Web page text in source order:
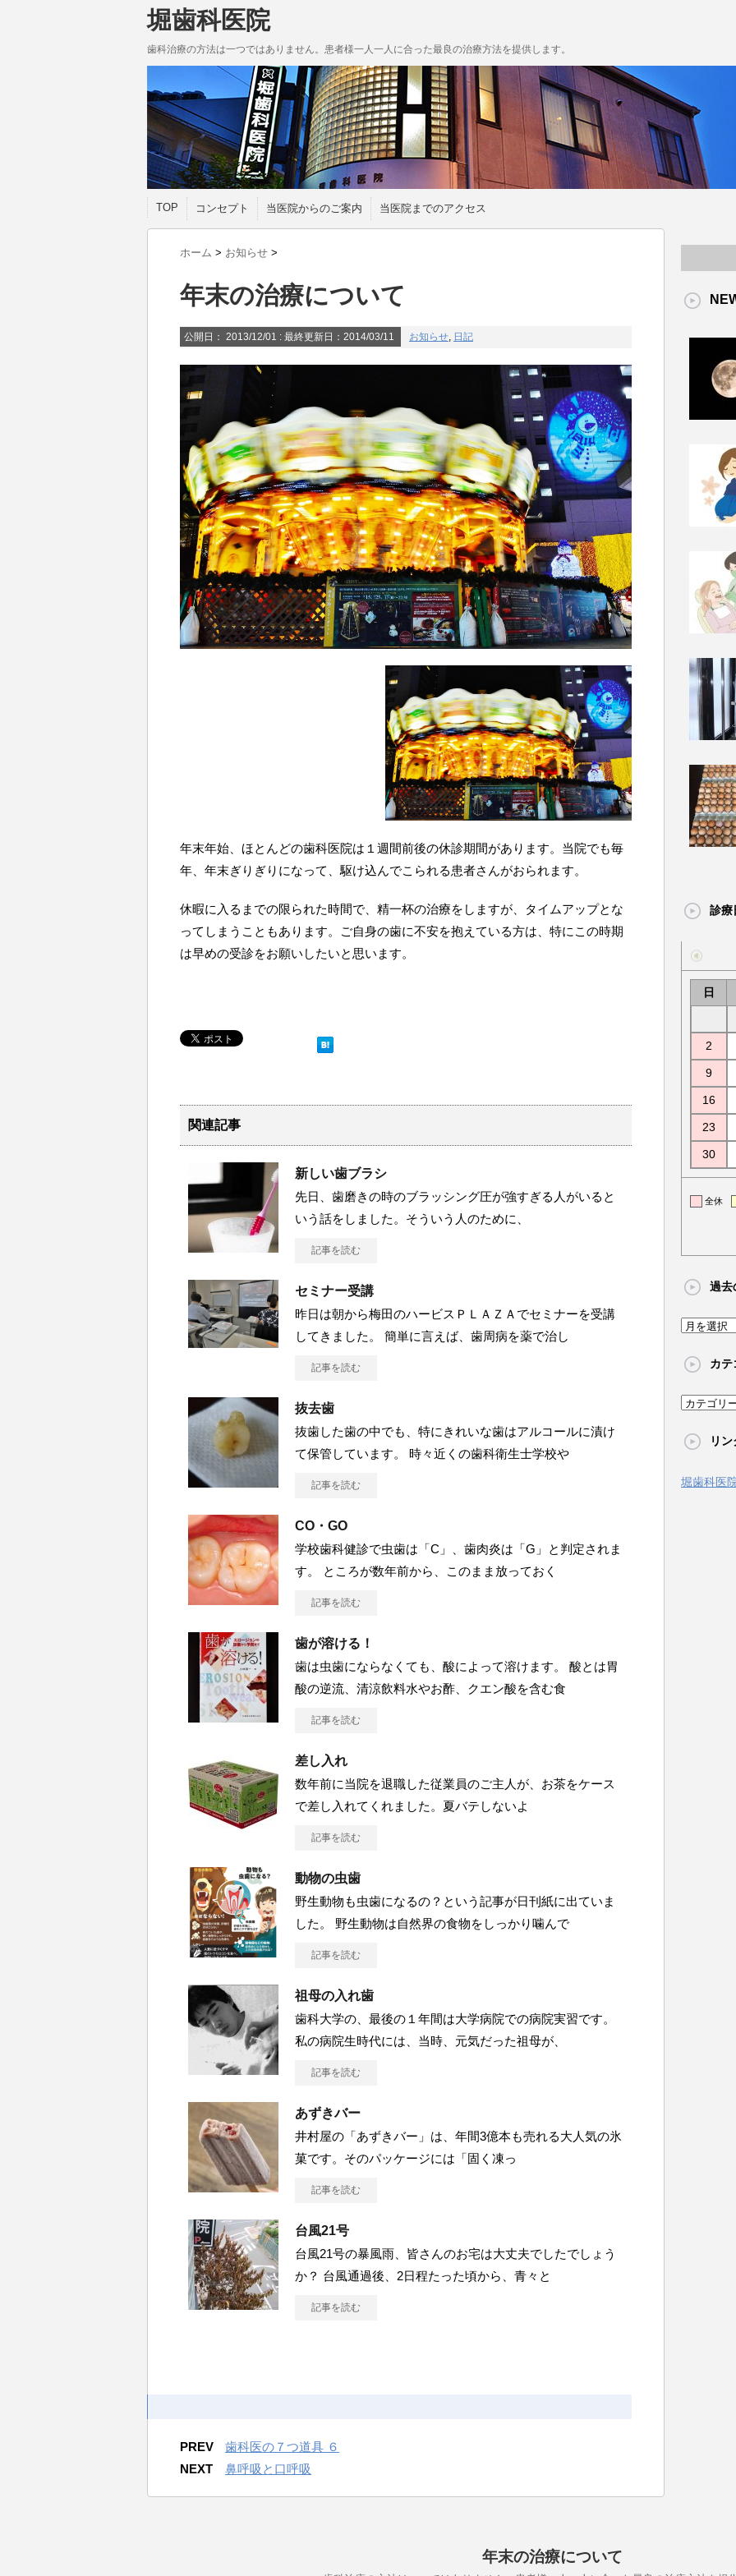
堀歯科医院
歯科治療の方法は一つではありません。患者様一人一人に合った最良の治療方法を提供します。
TOP コンセプト 当医院からのご案内 当医院までのアクセス
ホーム > お知らせ >
年末の治療について
公開日： 2013/12/01 : 最終更新日：2014/03/11 お知らせ, 日記
年末年始、ほとんどの歯科医院は１週間前後の休診期間があります。当院でも毎
年、年末ぎりぎりになって、駆け込んでこられる患者さんがおられます。
休暇に入るまでの限られた時間で、精一杯の治療をしますが、タイムアップとな
ってしまうこともあります。ご自身の歯に不安を抱えている方は、特にこの時期
は早めの受診をお願いしたいと思います。
関連記事
新しい歯ブラシ
先日、歯磨きの時のブラッシング圧が強すぎる人がいると
いう話をしました。そういう人のために、
記事を読む
セミナー受講
昨日は朝から梅田のハービスＰＬＡＺＡでセミナーを受講
してきました。 簡単に言えば、歯周病を薬で治し
記事を読む
抜去歯
抜歯した歯の中でも、特にきれいな歯はアルコールに漬け
て保管しています。 時々近くの歯科衛生士学校や
記事を読む
CO・GO
学校歯科健診で虫歯は「C」、歯肉炎は「G」と判定されま
す。 ところが数年前から、このまま放っておく
記事を読む
歯が溶ける！
歯は虫歯にならなくても、酸によって溶けます。 酸とは胃
酸の逆流、清涼飲料水やお酢、クエン酸を含む食
記事を読む
差し入れ
数年前に当院を退職した従業員のご主人が、お茶をケース
で差し入れてくれました。夏バテしないよ
記事を読む
動物の虫歯
野生動物も虫歯になるの？という記事が日刊紙に出ていま
した。 野生動物は自然界の食物をしっかり噛んで
記事を読む
祖母の入れ歯
歯科大学の、最後の１年間は大学病院での病院実習です。
私の病院生時代には、当時、元気だった祖母が、
記事を読む
あずきバー
井村屋の「あずきバー」は、年間3億本も売れる大人気の氷
菓です。そのパッケージには「固く凍っ
記事を読む
台風21号
台風21号の暴風雨、皆さんのお宅は大丈夫でしたでしょう
か？ 台風通過後、2日程たった頃から、青々と
記事を読む
PREV
歯科医の７つ道具 ６
NEXT
鼻呼吸と口呼吸
診療
日
2
9
16
23
30
全休
過去
過
の
事
カテ
カ
ゴ
ー
リン
堀歯科医
年末の治療について